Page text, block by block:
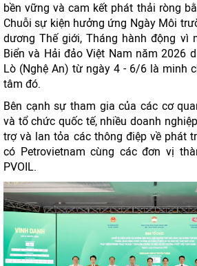
bền vững và cam kết phát thải ròng
Chuỗi sự kiện hưởng ứng Ngày Môi
dương Thế giới, Tháng hành động vì
Biển và Hải đảo Việt Nam năm 2026
Lò (Nghệ An) từ ngày 4 - 6/6 là minh
tâm đó.
Bên cạnh sự tham gia của các cơ
và tổ chức quốc tế, nhiều doanh
trợ và lan tỏa các thông điệp về phát
có Petrovietnam cùng các đơn vị
PVOIL.